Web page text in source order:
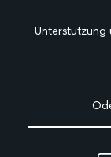
Unterstützung